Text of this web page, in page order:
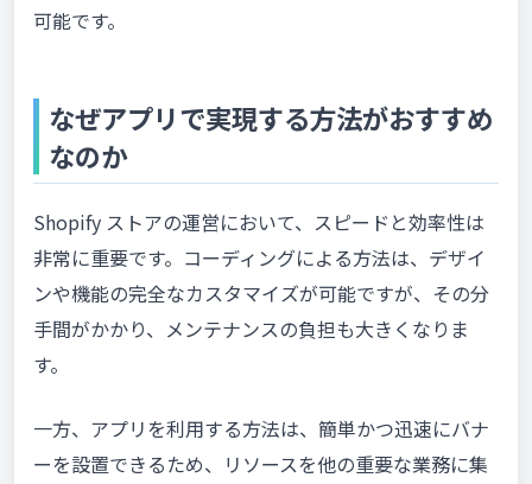
可能です。
なぜアプリで実現する方法がおすすめ
なのか
Shopify ストアの運営において、スピードと効率性は
非常に重要です。コーディングによる方法は、デザイ
ンや機能の完全なカスタマイズが可能ですが、その分
手間がかかり、メンテナンスの負担も大きくなりま
す。
一方、アプリを利用する方法は、簡単かつ迅速にバナ
ーを設置できるため、リソースを他の重要な業務に集